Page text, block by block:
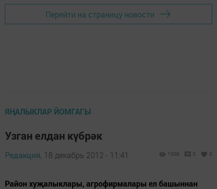
Перейти на страницу новости
ЯҢАЛЫКЛАР ЙОМГАГЫ
Узган елдан күбрәк
Редакция, 18 декабрь 2012 - 11:41 1009 0 0
Район хуҗалыклары, агрофирмалары ел башыннан